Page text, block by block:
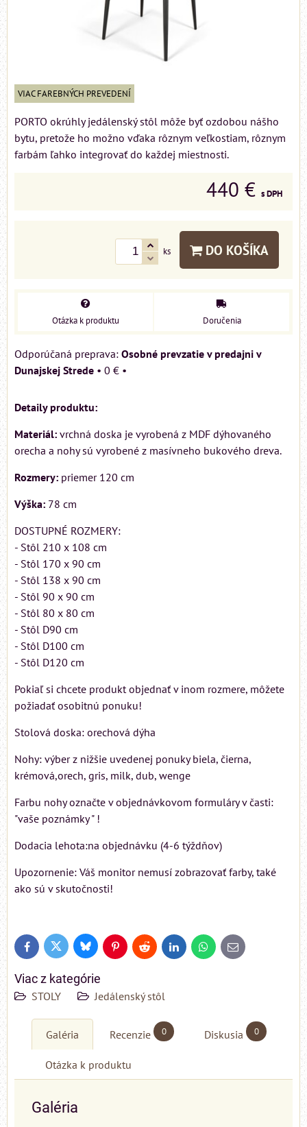
VIAC FAREBNÝCH PREVEDENÍ
PORTO okrúhly jedálenský stôl môže byť ozdobou nášho
bytu, pretože ho možno vďaka rôznym veľkostiam, rôznym
farbám ľahko integrovať do každej miestnosti.
440 € s DPH
ks DO KOŠÍKA
Otázka k produktu Doručenia
Osobné prevzatie v predajni v
Dunajskej Strede • 0 € •
Detaily produktu:
Materiál: vrchná doska je vyrobená z MDF dýhovaného
orecha a nohy sú vyrobené z masívneho bukového dreva.
Rozmery: priemer 120 cm
Výška: 78 cm
DOSTUPNÉ ROZMERY:
- Stôl 210 x 108 cm
- Stôl 170 x 90 cm
- Stôl 138 x 90 cm
- Stôl 90 x 90 cm
- Stôl 80 x 80 cm
- Stôl D90 cm
- Stôl D100 cm
- Stôl D120 cm
Pokiaľ si chcete produkt objednať v inom rozmere, môžete
požiadať osobitnú ponuku!
Stolová doska: orechová dýha
Nohy: výber z nižšie uvedenej ponuky biela, čierna,
krémová,orech, gris, milk, dub, wenge
Farbu nohy označte v objednávkovom formuláry v časti:
"vaše poznámky " !
Dodacia lehota:na objednávku (4-6 týždňov)
Upozornenie: Váš monitor nemusí zobrazovať farby, také
ako sú v skutočnosti!
FacebookTwitter BlueskyPinterestReddit LinkedInWhatsApp
E-
mail
Viac z kategórie
STOLY Jedálenský stôl
Galéria Recenzie 0 Diskusia 0
Otázka k produktu
Galéria